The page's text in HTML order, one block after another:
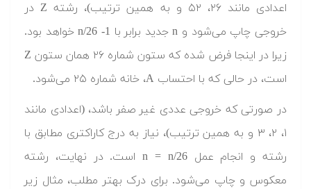
اعدادی مانند ۲۶، ۵۲ و به همین ترتیب)، رشته Z در
خروجی چاپ می‌شود و n جدید برابر با n/26 -1 خواهد بود.
زیرا در اینجا فرض شده که ستون شماره ۲۶ همان ستون Z
است، در حالی که با احتساب A، خانه شماره ۲۵ می‌شود.
در صورتی که خروجی عددی غیر صفر باشد، (اعدادی مانند
۱، ۲، ۳ و به همین ترتیب)، نیاز به درج کاراکتری مطابق با
رشته و انجام عمل n = n/26 است. در نهایت، رشته
معکوس و چاپ می‌شود. برای درک بهتر مطلب، مثال زیر